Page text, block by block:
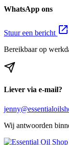
WhatsApp ons
Stuur een bericht
Bereikbaar op
Liever via e-mail?
Wij antwoorden